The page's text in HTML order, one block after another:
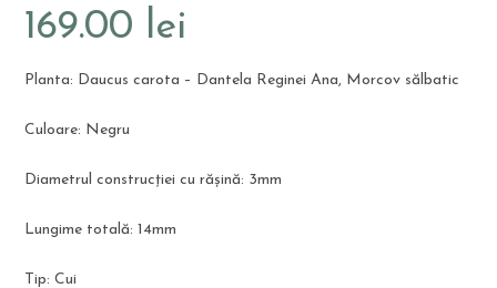
169.00 lei
Planta: Daucus carota – Dantela Reginei Ana, Morcov sălbatic
Culoare: Negru
Diametrul construcției cu rășină: 3mm
Lungime totală: 14mm
Tip: Cui